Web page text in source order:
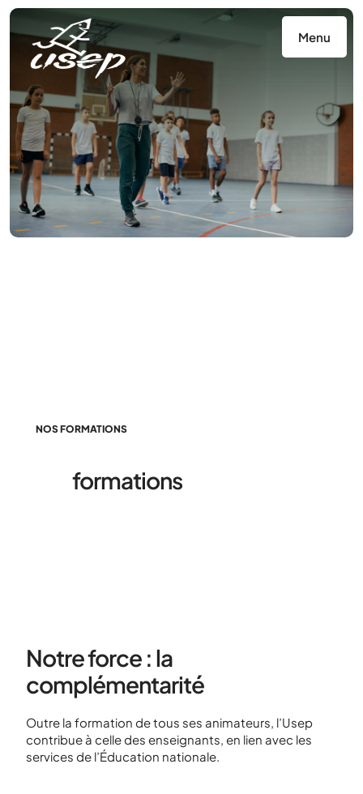
Menu
NOS FORMATIONS
formations
Notre force : la
complémentarité
Outre la formation de tous ses animateurs, l’Usep
contribue à celle des enseignants, en lien avec les
services de l’Éducation nationale.
Panneau de gestion des cookies